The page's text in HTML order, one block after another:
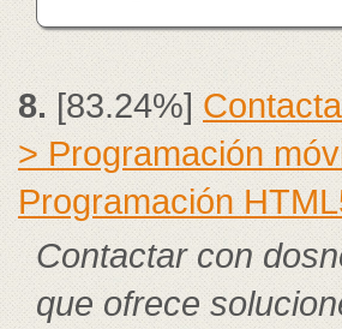
8.[83.24%]
> Programación
Programación
Contactar con
que ofrece